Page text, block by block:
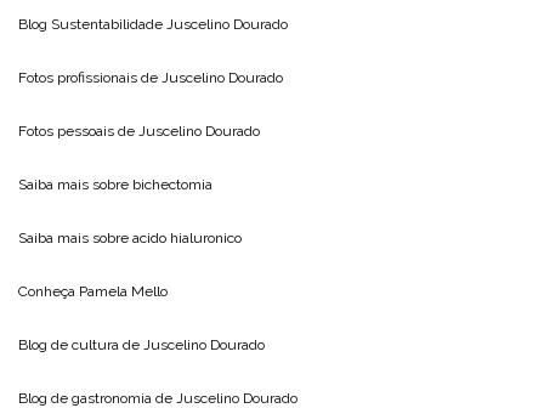
Blog Sustentabilidade Juscelino Dourado
Fotos profissionais de Juscelino Dourado
Fotos pessoais de Juscelino Dourado
Saiba mais sobre bichectomia
Saiba mais sobre acido hialuronico
Conheça Pamela Mello
Blog de cultura de Juscelino Dourado
Blog de gastronomia de Juscelino Dourado